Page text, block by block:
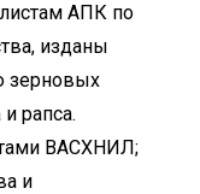
АПК по
изданы
зерновых
рапса.
ВАСХНИЛ;
и